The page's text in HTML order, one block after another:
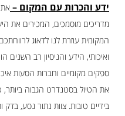
ידע והכרות עם המקום – את
מדריכים מוסמכים, המכירים את
המקומית עוזרת לנו לדאוג
ואיכותי, הידע והניסיון רב השנים
ספקים מקומיים וחברות הסעות
את הטיול בסטנדרט הגבוה ביותר,
בידיים טובות. צוות נתור נסע,